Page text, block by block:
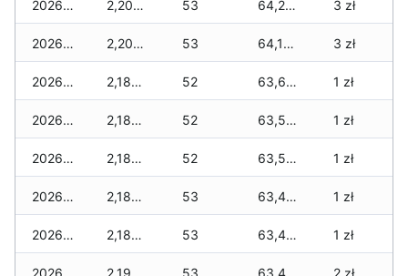
2026-05-13 2,200 zł 53 64,200 zł 3 zł
2026-05-12 2,200 zł 53 64,100 zł 3 zł
2026-05-09 2,180 zł 52 63,640 zł 1 zł
2026-05-08 2,180 zł 52 63,580 zł 1 zł
2026-05-07 2,180 zł 52 63,570 zł 1 zł
2026-05-06 2,180 zł 53 63,490 zł 1 zł
2026-05-05 2,180 zł 53 63,490 zł 1 zł